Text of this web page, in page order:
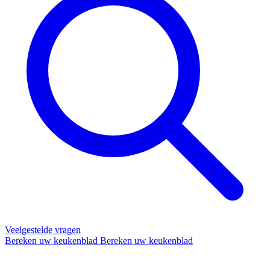
Veelgestelde vragen
Bereken uw keukenblad Bereken uw keukenblad